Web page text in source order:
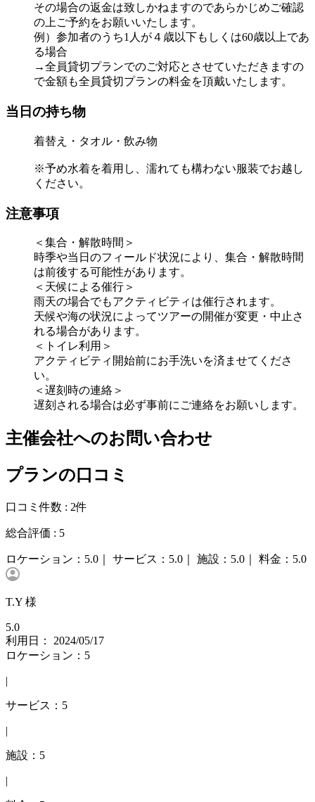
その場合の返金は致しかねますのであらかじめご確認
の上ご予約をお願いいたします。
例）参加者のうち1人が４歳以下もしくは60歳以上であ
る場合
→全員貸切プランでのご対応とさせていただきますの
で金額も全員貸切プランの料金を頂戴いたします。
当日の持ち物
着替え・タオル・飲み物
※予め水着を着用し、濡れても構わない服装でお越し
ください。
注意事項
＜集合・解散時間＞
時季や当日のフィールド状況により、集合・解散時間
は前後する可能性があります。
＜天候による催行＞
雨天の場合でもアクティビティは催行されます。
天候や海の状況によってツアーの開催が変更・中止さ
れる場合があります。
＜トイレ利用＞
アクティビティ開始前にお手洗いを済ませてくださ
い。
＜遅刻時の連絡＞
遅刻される場合は必ず事前にご連絡をお願いします。
主催会社へのお問い合わせ
プランの口コミ
口コミ件数 : 2件
総合評価 : 5
ロケーション： 5.0｜ サービス： 5.0｜ 施設： 5.0｜ 料金： 5.0
T.Y 様
5.0
利用日： 2024/05/17
ロケーション：5
|
サービス：5
|
施設：5
|